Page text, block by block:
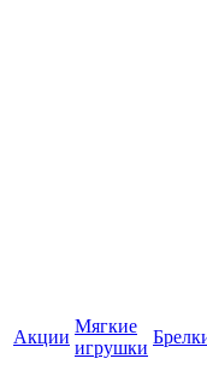
Акции
Мягкие
игрушки